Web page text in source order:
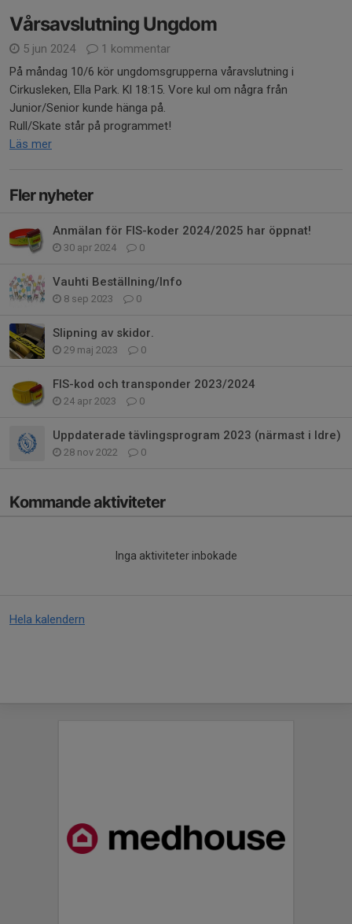
Vårsavslutning Ungdom
5 jun 2024
1 kommentar
På måndag 10/6 kör ungdomsgrupperna våravslutning i
Cirkusleken, Ella Park. Kl 18:15. Vore kul om några från
Junior/Senior kunde hänga på.
Rull/Skate står på programmet!
Läs mer
Fler nyheter
Anmälan för FIS-koder 2024/2025 har öppnat!
30 apr 2024 0
Vauhti Beställning/Info
8 sep 2023 0
Slipning av skidor.
29 maj 2023 0
FIS-kod och transponder 2023/2024
24 apr 2023 0
Uppdaterade tävlingsprogram 2023 (närmast i Idre)
28 nov 2022 0
Kommande aktiviteter
Inga aktiviteter inbokade
Hela kalendern